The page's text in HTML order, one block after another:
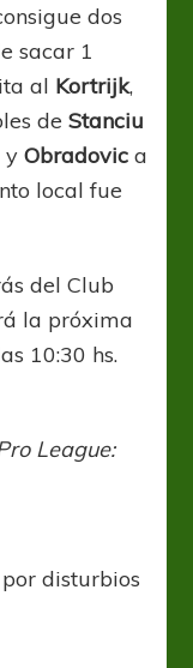
dos
sacar 1
al Kortrijk,
deStanciu
yObradovic a
local fue
del Club
la próxima
10:30 hs.
League:
disturbios